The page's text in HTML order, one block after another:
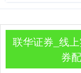
联华证券_线
券